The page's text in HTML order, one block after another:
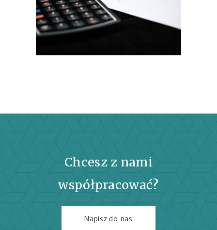
Chcesz z nami
współpracować?
Napisz do nas